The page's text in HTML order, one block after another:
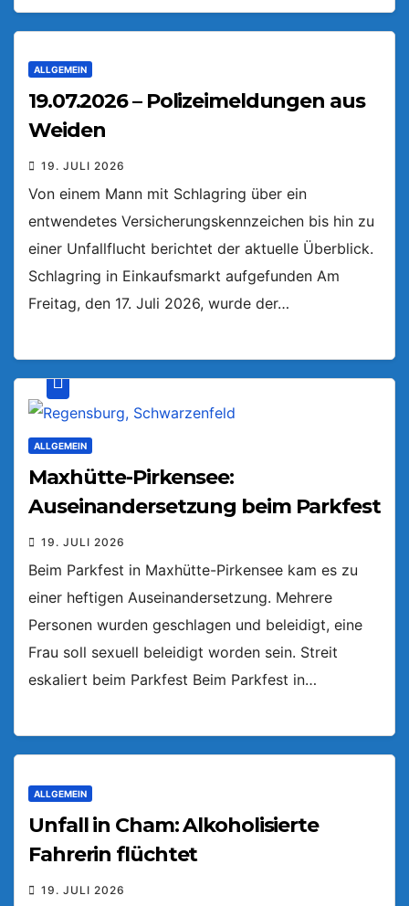
ALLGEMEIN
19.07.2026 – Polizeimeldungen aus
Weiden
19. JULI 2026
Von einem Mann mit Schlagring über ein
entwendetes Versicherungskennzeichen bis hin zu
einer Unfallflucht berichtet der aktuelle Überblick.
Schlagring in Einkaufsmarkt aufgefunden Am
Freitag, den 17. Juli 2026, wurde der…
ALLGEMEIN
Maxhütte-Pirkensee:
Auseinandersetzung beim Parkfest
19. JULI 2026
Beim Parkfest in Maxhütte-Pirkensee kam es zu
einer heftigen Auseinandersetzung. Mehrere
Personen wurden geschlagen und beleidigt, eine
Frau soll sexuell beleidigt worden sein. Streit
eskaliert beim Parkfest Beim Parkfest in…
ALLGEMEIN
Unfall in Cham: Alkoholisierte
Fahrerin flüchtet
19. JULI 2026